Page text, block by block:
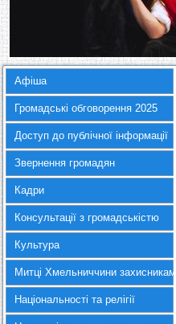
Афіша
Громадські обговорення 2025
Доступ до публічної інформації
Звернення громадян
Кадри
Консультації з громадськістю
Культура
Митці Хмельниччини захисникам
Національності та релігії